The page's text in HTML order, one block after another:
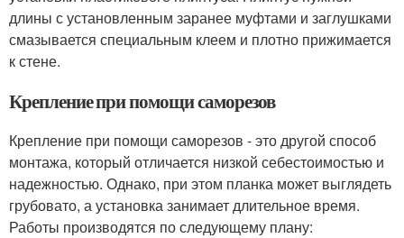
длины с установленным заранее муфтами и заглушками
смазывается специальным клеем и плотно прижимается
к стене.
Крепление при помощи саморезов
Крепление при помощи саморезов - это другой способ
монтажа, который отличается низкой себестоимостью и
надежностью. Однако, при этом планка может выглядеть
грубовато, а установка занимает длительное время.
Работы производятся по следующему плану: